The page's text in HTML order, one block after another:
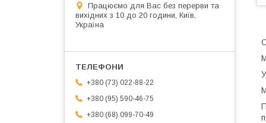
Працюємо для Вас без перерви та
вихідних з 10 до 20 години, Київ,
Україна
+380 (73) 022-88-22
+380 (95) 590-46-75
+380 (68) 099-70-49